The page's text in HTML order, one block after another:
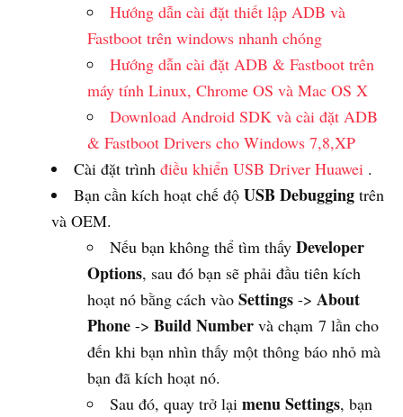
Hướng dẫn cài đặt thiết lập ADB và
Fastboot trên windows nhanh chóng
Hướng dẫn cài đặt ADB & Fastboot trên
máy tính Linux, Chrome OS và Mac OS X
Download Android SDK và cài đặt ADB
& Fastboot Drivers cho Windows 7,8,XP
Cài đặt trình điều khiển USB Driver Huawei .
Bạn cần kích hoạt chế độ USB Debugging trên
và OEM.
Nếu bạn không thể tìm thấy Developer
Options, sau đó bạn sẽ phải đầu tiên kích
hoạt nó bằng cách vào Settings -> About
Phone -> Build Number và chạm 7 lần cho
đến khi bạn nhìn thấy một thông báo nhỏ mà
bạn đã kích hoạt nó.
Sau đó, quay trở lại menu Settings, bạn